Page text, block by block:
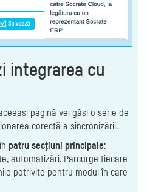
integrarea cu
pagină vei găsi o serie de
corectă a sincronizării.
patru secțiuni principale:
automatizări. Parcurge fiecare
potrivite pentru modul în care